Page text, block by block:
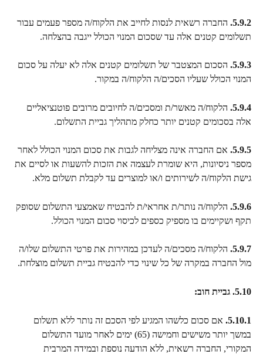
5.9.2. החברה רשאית לנסות לחייב את הלקוח/ה מספר פעמים עבור
תשלומים קטנים אלה עד שסכום המנוי הכולל ייגבה בהצלחה.
5.9.3. הסכום המצטבר של תשלומים קטנים אלה לא יעלה על סכום
המנוי הכולל שעליו הסכים/ה הלקוח/ה במקור.
5.9.4. הלקוח/ה מאשר/ת ומסכים/ה לחיובים מרובים פוטנציאליים
אלה בסכומים קטנים יותר כחלק מתהליך גביית התשלום.
5.9.5. אם החברה אינה מצליחה לגבות את סכום המנוי הכולל לאחר
מספר ניסיונות, היא שומרת לעצמה את הזכות להשעות או לסיים את
גישת הלקוח/ה לשירותים ו/או למוצרים עד לקבלת תשלום מלא.
5.9.6. הלקוח/ה נותר/ת אחראי/ת להבטיח שאמצעי התשלום שסופק
תקף ושקיימים בו מספיק כספים לכיסוי סכום המנוי הכולל.
5.9.7. הלקוח/ה מסכים/ה לעדכן במהירות את פרטי התשלום שלו/ה
מול החברה במקרה של כל שינוי כדי להבטיח גביית תשלום מוצלחת.
5.10. גביית חוב:
5.10.1. אם סכום כלשהו המגיע לפי הסכם זה נותר ללא תשלום
במשך יותר משישים וחמישה (65) ימים לאחר מועד התשלום
המקורי, החברה רשאית, ללא הודעה נוספת ובמידה המרבית